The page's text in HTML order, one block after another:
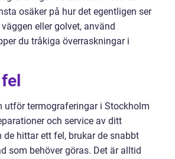
osäker på hur det egentligen ser
eller golvet, använd
du tråkiga överraskningar i
utför termograferingar i Stockholm
och service av ditt
de hittar ett fel, brukar de snabbt
som behöver göras. Det är alltid